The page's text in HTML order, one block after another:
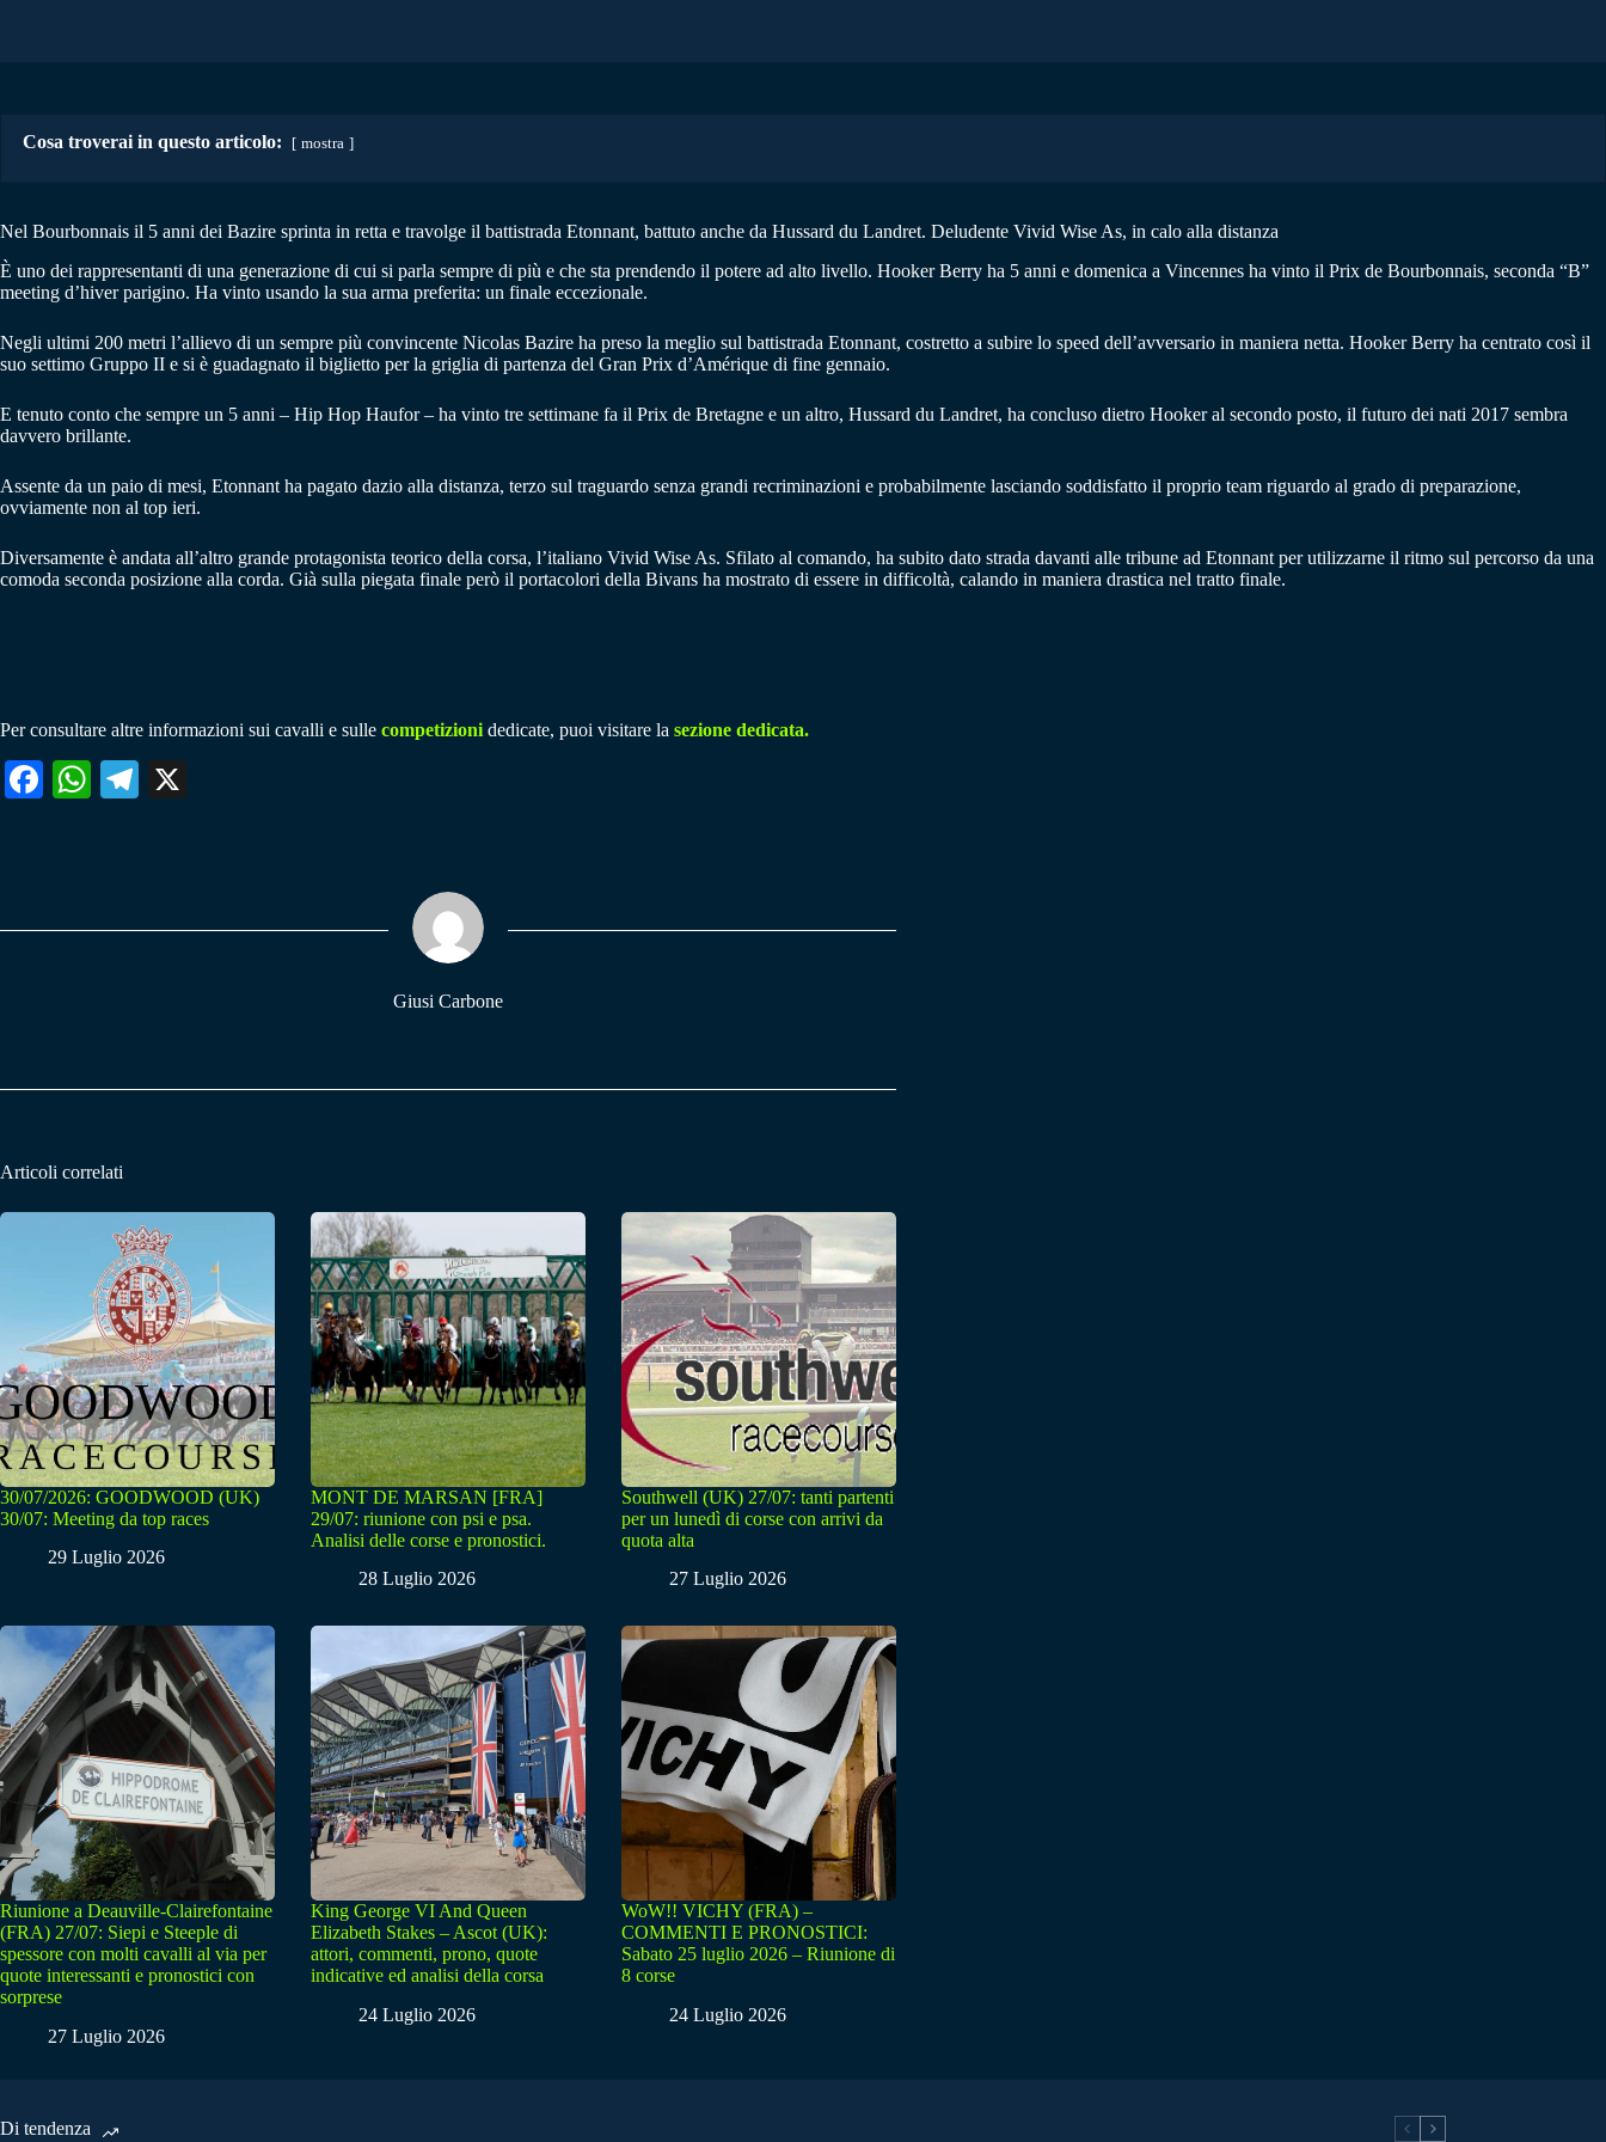
Cosa troverai in questo articolo: mostra
Nel Bourbonnais il 5 anni dei Bazire sprinta in retta e travolge il battistrada Etonnant, battuto anche da Hussard du Landret. Deludente Vivid Wise As, in calo alla distanza
È uno dei rappresentanti di una generazione di cui si parla sempre di più e che sta prendendo il potere ad alto livello. Hooker Berry ha 5 anni e domenica a Vincennes ha vinto il Prix de Bourbonnais, seconda “B”
meeting d’hiver parigino. Ha vinto usando la sua arma preferita: un finale eccezionale.
Negli ultimi 200 metri l’allievo di un sempre più convincente Nicolas Bazire ha preso la meglio sul battistrada Etonnant, costretto a subire lo speed dell’avversario in maniera netta. Hooker Berry ha centrato così il
suo settimo Gruppo II e si è guadagnato il biglietto per la griglia di partenza del Gran Prix d’Amérique di fine gennaio.
E tenuto conto che sempre un 5 anni – Hip Hop Haufor – ha vinto tre settimane fa il Prix de Bretagne e un altro, Hussard du Landret, ha concluso dietro Hooker al secondo posto, il futuro dei nati 2017 sembra
davvero brillante.
Assente da un paio di mesi, Etonnant ha pagato dazio alla distanza, terzo sul traguardo senza grandi recriminazioni e probabilmente lasciando soddisfatto il proprio team riguardo al grado di preparazione,
ovviamente non al top ieri.
Diversamente è andata all’altro grande protagonista teorico della corsa, l’italiano Vivid Wise As. Sfilato al comando, ha subito dato strada davanti alle tribune ad Etonnant per utilizzarne il ritmo sul percorso da una
comoda seconda posizione alla corda. Già sulla piegata finale però il portacolori della Bivans ha mostrato di essere in difficoltà, calando in maniera drastica nel tratto finale.
Per consultare altre informazioni sui cavalli e sulle competizioni dedicate, puoi visitare la sezione dedicata.
Fa W
pp
Te
m
Giusi Carbone
Articoli correlati
30/07/2026: GOODWOOD (UK)
30/07: Meeting da top races
29 Luglio 2026
MONT DE MARSAN [FRA]
29/07: riunione con psi e psa.
Analisi delle corse e pronostici.
28 Luglio 2026
Southwell (UK) 27/07: tanti partenti
per un lunedì di corse con arrivi da
quota alta
27 Luglio 2026
Riunione a Deauville-Clairefontaine
(FRA) 27/07: Siepi e Steeple di
spessore con molti cavalli al via per
quote interessanti e pronostici con
sorprese
27 Luglio 2026
King George VI And Queen
Elizabeth Stakes – Ascot (UK):
attori, commenti, prono, quote
indicative ed analisi della corsa
24 Luglio 2026
WoW!! VICHY (FRA) –
COMMENTI E PRONOSTICI:
Sabato 25 luglio 2026 – Riunione di
8 corse
24 Luglio 2026
Di tendenza